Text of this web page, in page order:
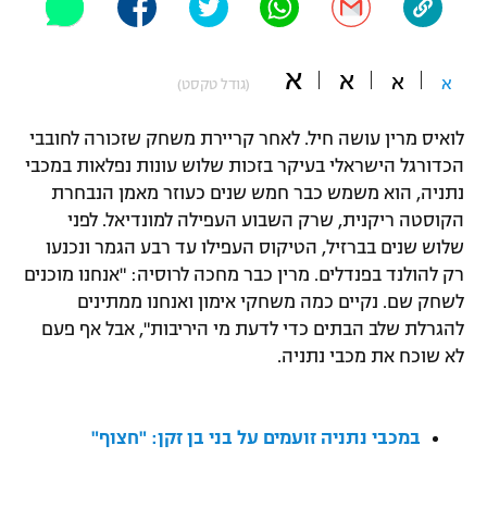
"מחצית בשכונה" – פודקאסט
תקנון משתתפים וזוכים בפרסים
תקנון עבור פעילות אלקטרה
תקנון עבור פעילות ספורט 1 – "מרלן"
טניס
גיימינג E-Sports
תנאי שימוש
כדורמים
פוטבול אמריקאי NFL
בייסבול MLB
ספורט אתגרי ואקסטרים
אומנויות לחימה
א א א א (גודל טקסט)
לואיס מרין עושה חיל. לאחר קריירת משחק שזכורה לחובבי
הכדורגל הישראלי בעיקר בזכות שלוש עונות נפלאות במכבי
נתניה, הוא משמש כבר חמש שנים כעוזר מאמן הנבחרת
הקוסטה ריקנית, שרק השבוע העפילה למונדיאל. לפני
שלוש שנים בברזיל, הטיקוס העפילו עד רבע הגמר ונכנעו
רק להולנד בפנדלים. מרין כבר מחכה לרוסיה: "אנחנו מוכנים
לשחק שם. נקיים כמה משחקי אימון ואנחנו ממתינים
להגרלת שלב הבתים כדי לדעת מי היריבות", אבל אף פעם
לא שוכח את מכבי נתניה.
במכבי נתניה זועמים על בני בן זקן: "חצוף"